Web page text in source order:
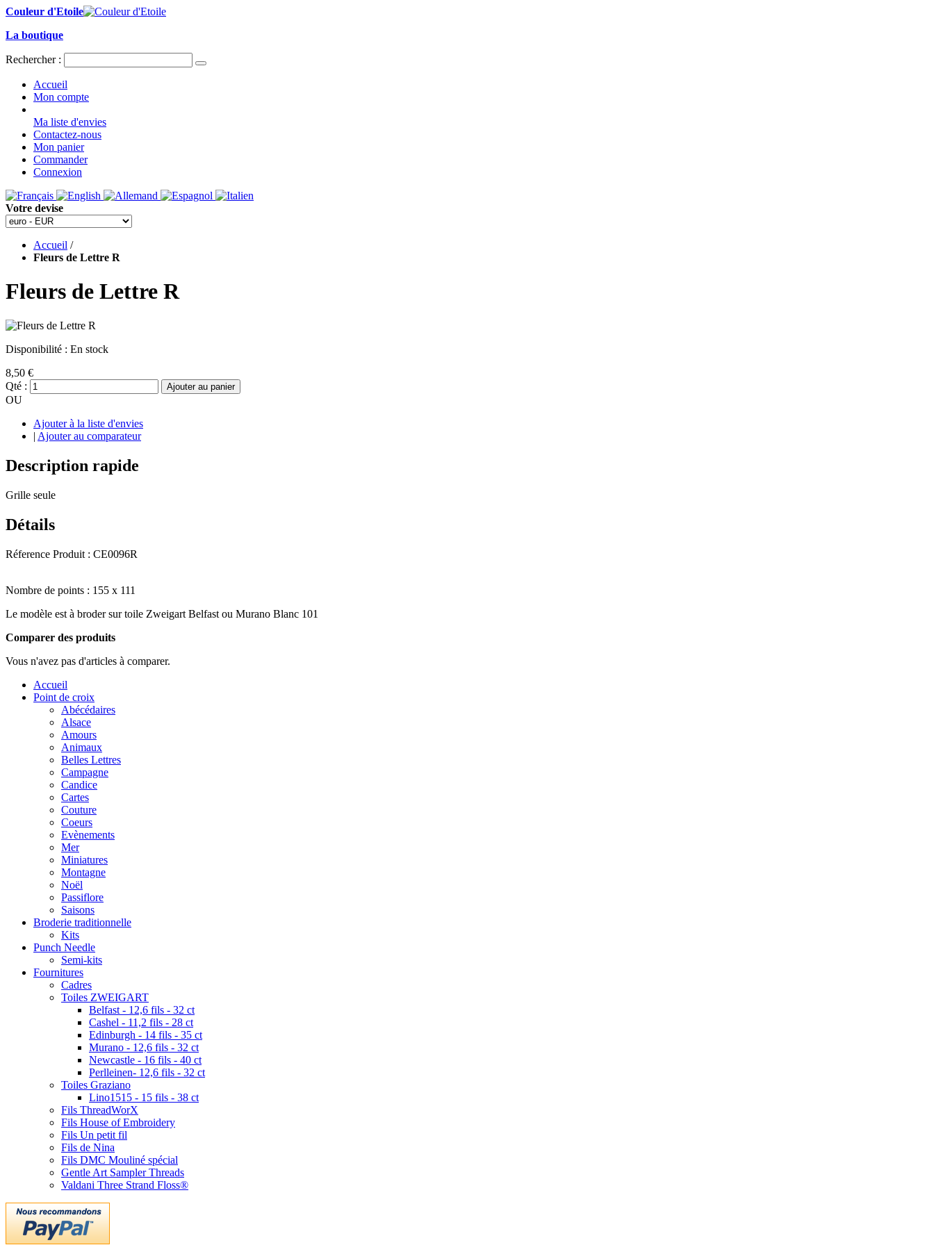
Couleur d'Etoile
La boutique
Rechercher :
Accueil
Mon compte
Ma liste d'envies
Contactez-nous
Mon panier
Commander
Connexion
Votre devise
Accueil /
Fleurs de Lettre R
Fleurs de Lettre R
Disponibilité : En stock
8,50 €
Qté :
Ajouter au panier
OU
Ajouter à la liste d'envies
| Ajouter au comparateur
Description rapide
Grille seule
Détails
Réference Produit : CE0096R
Nombre de points : 155 x 111
Le modèle est à broder sur toile Zweigart Belfast ou Murano Blanc 101
Comparer des produits
Vous n'avez pas d'articles à comparer.
Accueil
Point de croix
Abécédaires
Alsace
Amours
Animaux
Belles Lettres
Campagne
Candice
Cartes
Couture
Coeurs
Evènements
Mer
Miniatures
Montagne
Noël
Passiflore
Saisons
Broderie traditionnelle
Kits
Punch Needle
Semi-kits
Fournitures
Cadres
Toiles ZWEIGART
Belfast - 12,6 fils - 32 ct
Cashel - 11,2 fils - 28 ct
Edinburgh - 14 fils - 35 ct
Murano - 12,6 fils - 32 ct
Newcastle - 16 fils - 40 ct
Perlleinen- 12,6 fils - 32 ct
Toiles Graziano
Lino1515 - 15 fils - 38 ct
Fils ThreadWorX
Fils House of Embroidery
Fils Un petit fil
Fils de Nina
Fils DMC Mouliné spécial
Gentle Art Sampler Threads
Valdani Three Strand Floss®